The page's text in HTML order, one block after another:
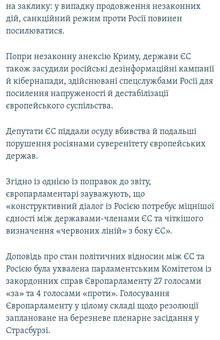
на заклику: у випадку продовження незаконних
дій, санкційний режим проти Росії повинен
посилюватися.
Попри незаконну анексію Криму, держави ЄС
також засудили російські дезінформаційні кампанії
й кібернапади, здійснювані спецслужбами Росії для
посилення напруженості й дестабілізації
європейського суспільства.
Депутати ЄС піддали осуду вбивства й подальші
порушення росіянами суверенітету європейських
держав.
Згідно із однією із поправок до звіту,
європарламентарі зауважують, що
«конструктивний діалог із Росією потребує міцнішої
єдності між державами-членами ЄС та чіткішого
визначення «червоних ліній» з боку ЄС».
Доповідь про стан політичних відносин між ЄС та
Росією була ухвалена парламентським Комітетом із
закордонних справ Європарламенту 27 голосами
«за» та 4 голосами «проти». Голосування
Європарламенту у цілому складі щодо резолюції
заплановане на березневе пленарне засідання у
Страсбурзі.